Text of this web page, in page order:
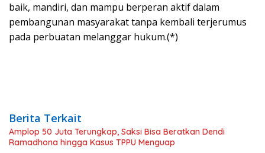
baik, mandiri, dan mampu berperan aktif dalam
pembangunan masyarakat tanpa kembali terjerumus
pada perbuatan melanggar hukum.(*)
Berita Terkait
Amplop 50 Juta Terungkap, Saksi Bisa Beratkan Dendi
Ramadhona hingga Kasus TPPU Menguap